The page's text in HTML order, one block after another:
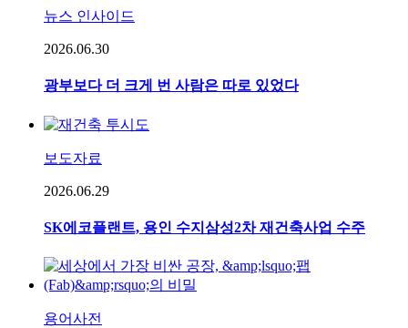
뉴스 인사이드
2026.06.30
광부보다 더 크게 번 사람은 따로 있었다
보도자료
2026.06.29
SK에코플랜트, 용인 수지삼성2차 재건축사업 수주
용어사전